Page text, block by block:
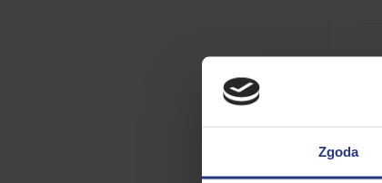
Zgoda